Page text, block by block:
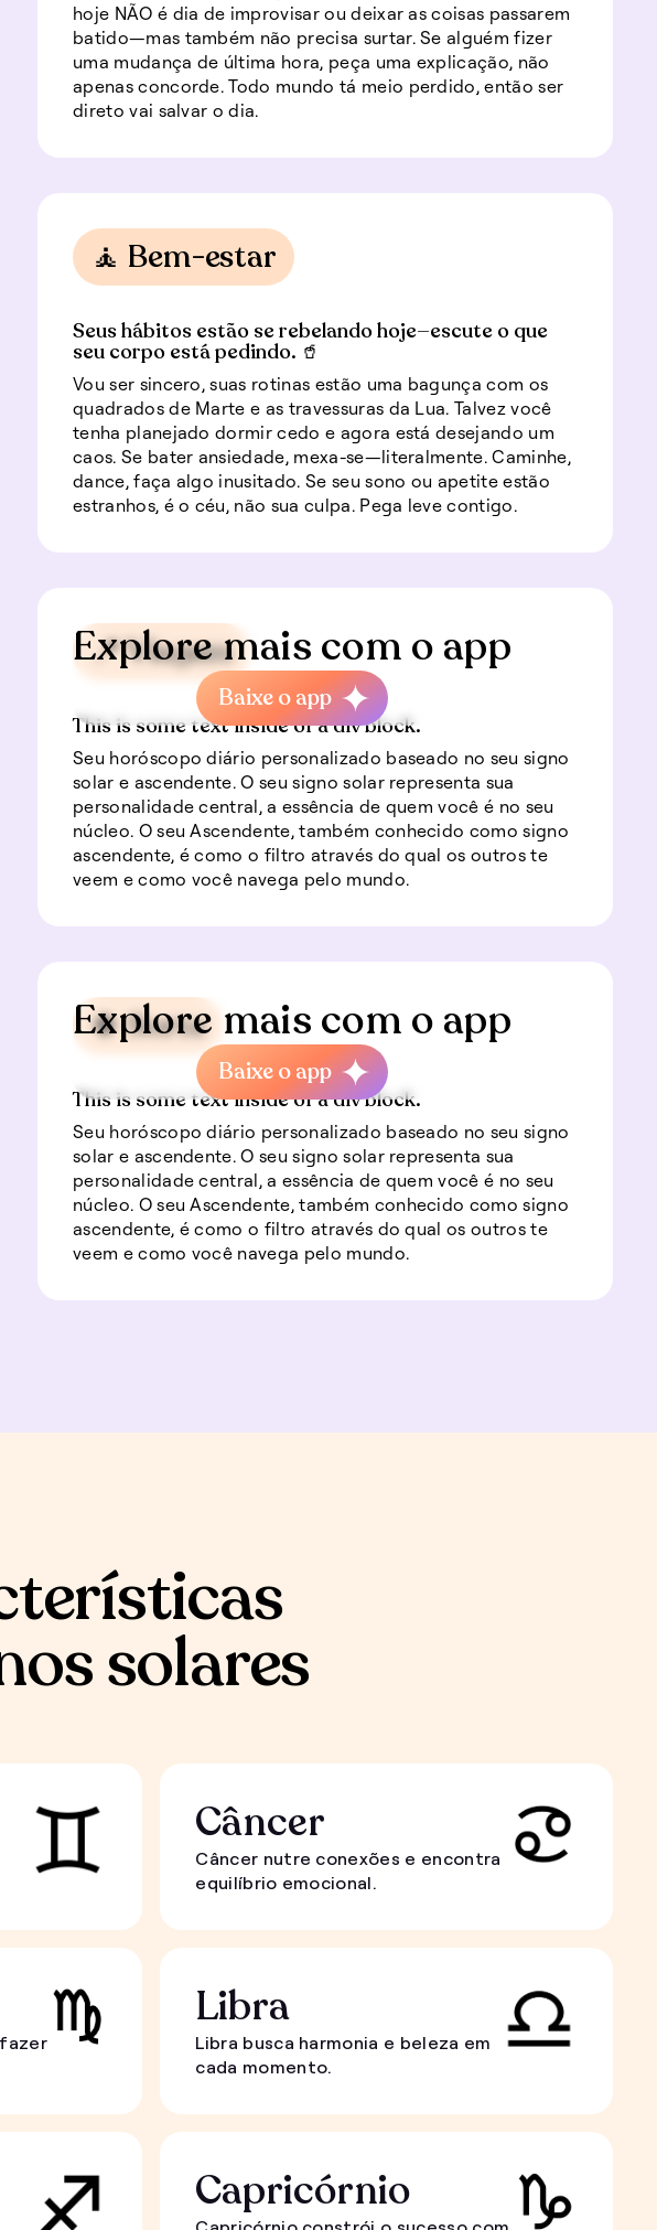
hoje NÃO é dia de improvisar ou deixar as coisas passarem
batido—mas também não precisa surtar. Se alguém fizer
uma mudança de última hora, peça uma explicação, não
apenas concorde. Todo mundo tá meio perdido, então ser
direto vai salvar o dia.
🧘 Bem-estar
Seus hábitos estão se rebelando hoje—escute o que
seu corpo está pedindo. 🥤
Vou ser sincero, suas rotinas estão uma bagunça com os
quadrados de Marte e as travessuras da Lua. Talvez você
tenha planejado dormir cedo e agora está desejando um
caos. Se bater ansiedade, mexa-se—literalmente. Caminhe,
dance, faça algo inusitado. Se seu sono ou apetite estão
estranhos, é o céu, não sua culpa. Pega leve contigo.
📍 Viagem
This is some text inside of a div block.
Seu horóscopo diário personalizado baseado no seu signo
solar e ascendente. O seu signo solar representa sua
personalidade central, a essência de quem você é no seu
núcleo. O seu Ascendente, também conhecido como signo
ascendente, é como o filtro através do qual os outros te
veem e como você navega pelo mundo.
Explore mais com o app
Baixe o app
🍀 Sorte
This is some text inside of a div block.
Seu horóscopo diário personalizado baseado no seu signo
solar e ascendente. O seu signo solar representa sua
personalidade central, a essência de quem você é no seu
núcleo. O seu Ascendente, também conhecido como signo
ascendente, é como o filtro através do qual os outros te
veem e como você navega pelo mundo.
Explore mais com o app
Baixe o app
solares
Câncer
Câncer nutre conexões e encontra
equilíbrio emocional.
Libra
Libra busca harmonia e beleza em
cada momento.
Capricórnio